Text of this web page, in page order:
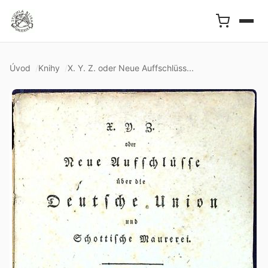
Úvod Knihy X. Y. Z. oder Neue Auffschlüss...